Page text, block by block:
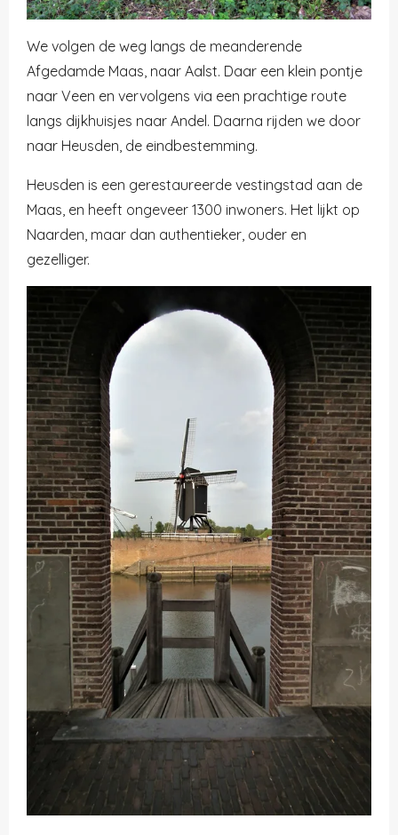
We volgen de weg langs de meanderende
Afgedamde Maas, naar Aalst. Daar een klein pontje
naar Veen en vervolgens via een prachtige route
langs dijkhuisjes naar Andel. Daarna rijden we door
naar Heusden, de eindbestemming.
Heusden is een gerestaureerde vestingstad aan de
Maas, en heeft ongeveer 1300 inwoners. Het lijkt op
Naarden, maar dan authentieker, ouder en
gezelliger.